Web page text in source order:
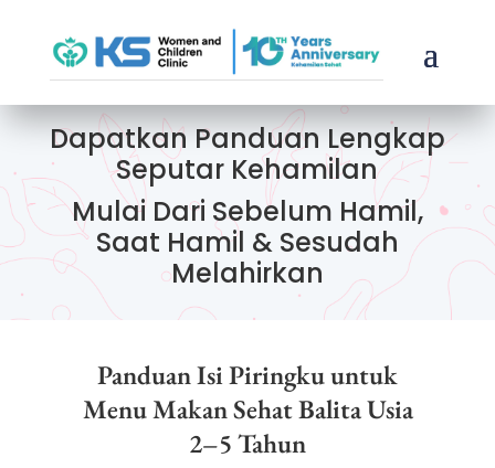
Dapatkan Panduan Lengkap
Seputar Kehamilan
Mulai Dari Sebelum Hamil,
Saat Hamil & Sesudah
Melahirkan
Panduan Isi Piringku untuk
Menu Makan Sehat Balita Usia
2–5 Tahun